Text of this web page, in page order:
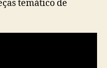
temático de